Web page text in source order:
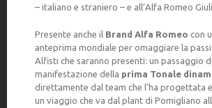
– italiano e straniero – e all’Alfa Romeo
Presente anche il Brand Alfa Romeo con
anteprima mondiale per omaggiare la
Alfisti che saranno presenti: un passaggio
manifestazione della prima Tonale
direttamente dal team che l’ha progettata
un viaggio che va dal plant di Pomigliano